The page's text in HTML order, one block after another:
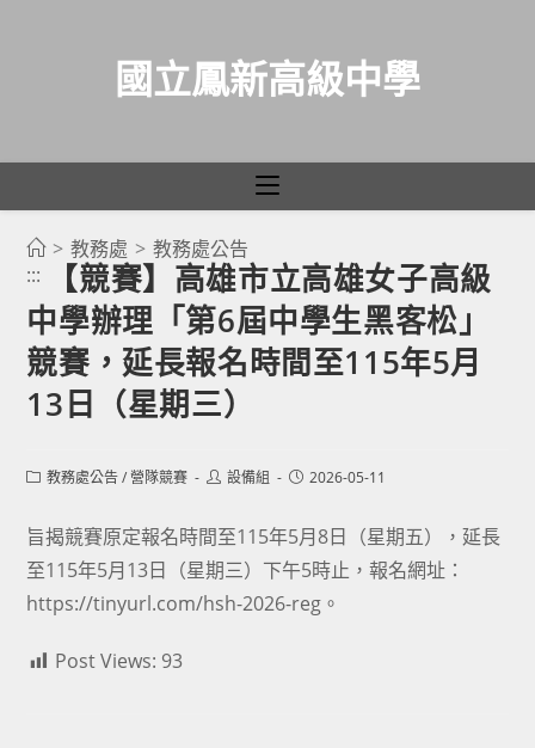
國立鳳新高級中學
> 教務處 > 教務處公告
:::
【競賽】高雄市立高雄女子高級
中學辦理「第6屆中學生黑客松」
競賽，延長報名時間至115年5月
13日（星期三）
Post教務處公告 / 營隊競賽
Post設備組
Post2026-05-11
旨揭競賽原定報名時間至115年5月8日（星期五），延長
至115年5月13日（星期三）下午5時止，報名網址：
https://tinyurl.com/hsh-2026-reg。
Post Views: 93